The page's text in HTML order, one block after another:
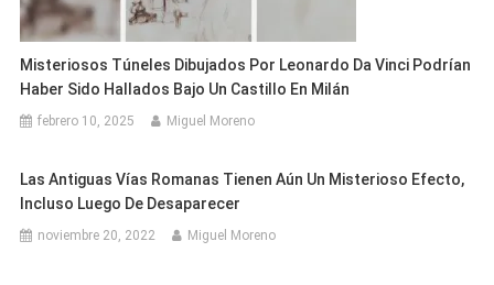
Misteriosos Túneles Dibujados Por Leonardo Da Vinci Podrían
Haber Sido Hallados Bajo Un Castillo En Milán
febrero 10, 2025 Miguel Moreno
Las Antiguas Vías Romanas Tienen Aún Un Misterioso Efecto,
Incluso Luego De Desaparecer
noviembre 20, 2022 Miguel Moreno